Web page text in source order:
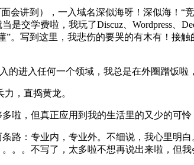
会讲到），一入域名深似海呀！深似海！“
交学费啦，我玩了Discuz、Wordpress、
。写到这里，我悲伤的要哭的有木有！接
的进入任何一个领域，我总是在外圈蹭饭啦
，直捣黄龙。
啦，但真正应用到我的生活里的又少的可怜
路：专业内，专业外。不细说，我心里明
。。不写了，太多啦不想再说出来啦，但我